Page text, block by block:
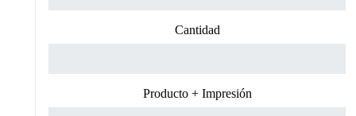
Cantidad
Producto + Impresión